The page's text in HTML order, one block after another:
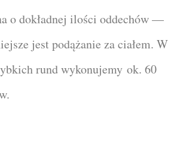
o dokładnej ilości oddechów —
jest podążanie za ciałem. W
rund wykonujemy ok. 60